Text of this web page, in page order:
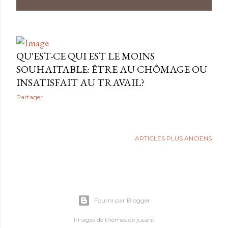
s
QU'EST-CE QUI EST LE MOINS
SOUHAITABLE: ÊTRE AU CHÔMAGE OU
INSATISFAIT AU TRAVAIL?
Partager
ARTICLES PLUS ANCIENS
Fourni par Blogger
Images de thèmes de jusant